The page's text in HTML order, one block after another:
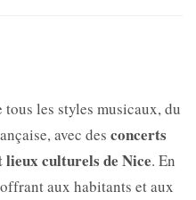
tous les styles musicaux, du
avec des concerts
lieux culturels de Nice. En
aux habitants et aux